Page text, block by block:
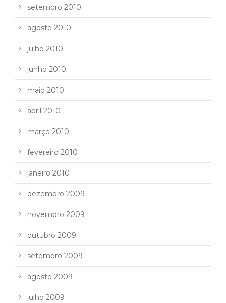
setembro 2010
agosto 2010
julho 2010
junho 2010
maio 2010
abril 2010
março 2010
fevereiro 2010
janeiro 2010
dezembro 2009
novembro 2009
outubro 2009
setembro 2009
agosto 2009
julho 2009